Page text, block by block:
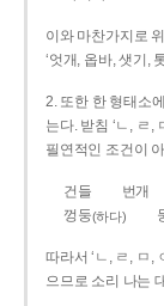
이와 마찬가지로
‘엇개, 옵바, 샛기,
2. 또한 한 형태소
는다. 받침 ‘ㄴ, ㄹ,
필연적인 조건이
건들 번개
껑둥(하다)
따라서 ‘ㄴ, ㄹ, ㅁ,
으므로 소리 나는